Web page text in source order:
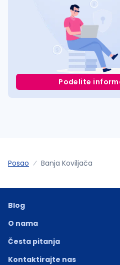
Podelite
Posao Banja Koviljača
Blog
O nama
Česta pitanja
Kontaktirajte nas